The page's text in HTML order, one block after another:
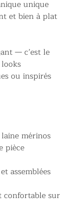
unique
et bien à plat
— c’est le
ou inspirés
mérinos
pièce
assemblées
confortable sur